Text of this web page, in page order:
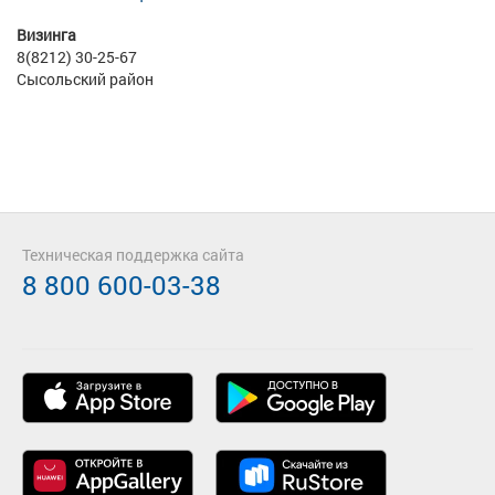
Визинга
8(8212) 30-25-67
Сысольский район
Техническая поддержка сайта
8 800 600-03-38